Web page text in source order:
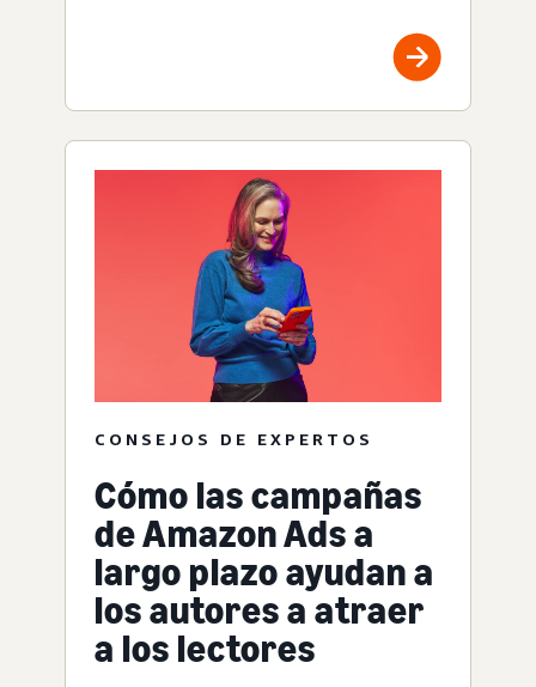
CONSEJOS DE EXPERTOS
Cómo las campañas
de Amazon Ads a
largo plazo ayudan a
los autores a atraer
a los lectores